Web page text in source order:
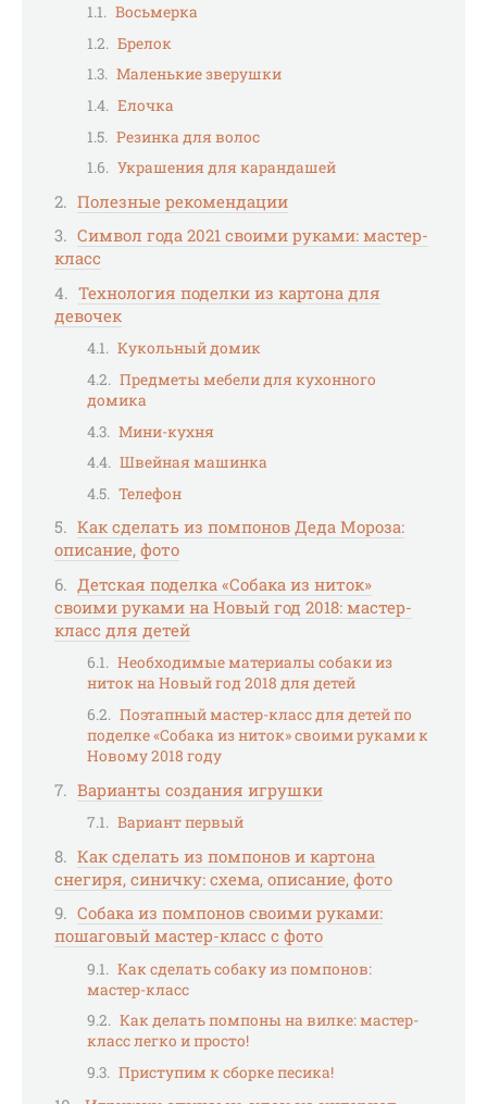
Восьмерка
Брелок
Маленькие зверушки
Елочка
Резинка для волос
Украшения для карандашей
Полезные рекомендации
Символ года 2021 своими руками: мастер-
класс
Технология поделки из картона для
девочек
Кукольный домик
Предметы мебели для кухонного
домика
Мини-кухня
Швейная машинка
Телефон
Как сделать из помпонов Деда Мороза:
описание, фото
Детская поделка «Собака из ниток»
своими руками на Новый год 2018: мастер-
класс для детей
Необходимые материалы собаки из
ниток на Новый год 2018 для детей
Поэтапный мастер-класс для детей по
поделке «Собака из ниток» своими руками к
Новому 2018 году
Варианты создания игрушки
Вариант первый
Как сделать из помпонов и картона
снегиря, синичку: схема, описание, фото
Собака из помпонов своими руками:
пошаговый мастер-класс с фото
Как сделать собаку из помпонов:
мастер-класс
Как делать помпоны на вилке: мастер-
класс легко и просто!
Приступим к сборке песика!